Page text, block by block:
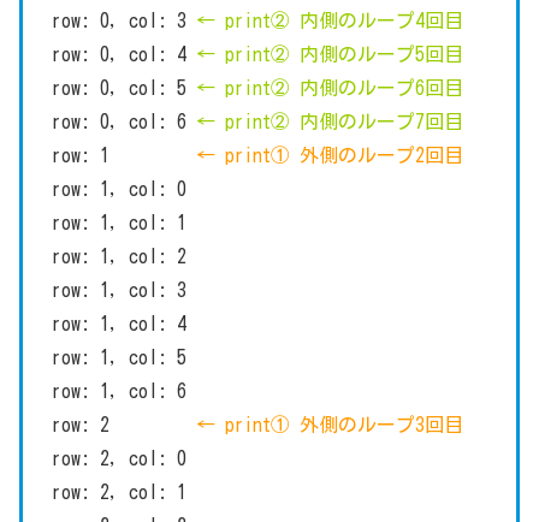
row: 0, col: 3 ← print② 内側のループ4回目
row: 0, col: 4 ← print② 内側のループ5回目
row: 0, col: 5 ← print② 内側のループ6回目
row: 0, col: 6 ← print② 内側のループ7回目
row: 1 ← print① 外側のループ2回目
row: 1, col: 0
row: 1, col: 1
row: 1, col: 2
row: 1, col: 3
row: 1, col: 4
row: 1, col: 5
row: 1, col: 6
row: 2 ← print① 外側のループ3回目
row: 2, col: 0
row: 2, col: 1